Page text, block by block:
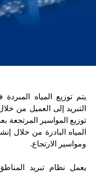
يتم توزيع المياه
التبريد إلى العميل من
توزيع المواسير المرتجعة
المياه البادرة من خلال
ومواسير الارتجاع.
يعمل نظام تبريد